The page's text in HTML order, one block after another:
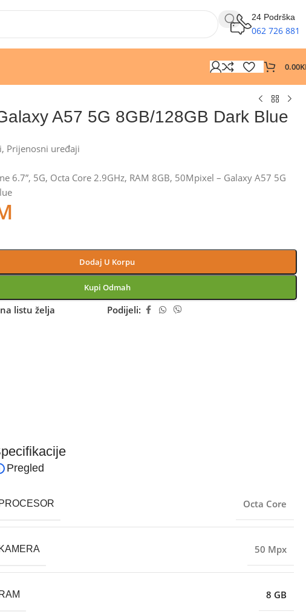
24 Podrška
062 726 881
0.00
A57 5G 8GB/128GB Dark Blue
, Prijenosni uređaji
6.7”, 5G, Octa Core 2.9GHz, RAM 8GB, 50Mpixel – Galaxy A57 5G
Dodaj U Korpu
Kupi Odmah
listu želja Podijeli:
Pregled
PROCESOR Octa Core
KAMERA 50 Mpx
RAM 8 GB